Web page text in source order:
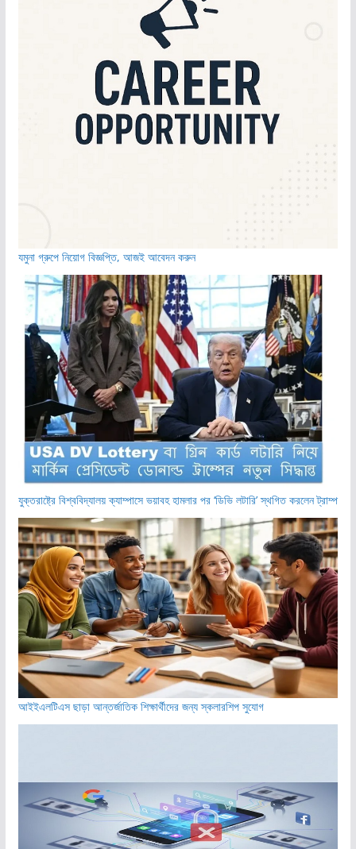
যমুনা গ্রুপে নিয়োগ বিজ্ঞপ্তি, আজই আবেদন করুন
যুক্তরাষ্ট্রে বিশ্ববিদ্যালয় ক্যাম্পাসে ভয়াবহ হামলার পর ‘ডিভি লটারি’ স্থগিত করলেন ট্রাম্প
আইইএলটিএস ছাড়া আন্তর্জাতিক শিক্ষার্থীদের জন্য স্কলারশিপ সুযোগ